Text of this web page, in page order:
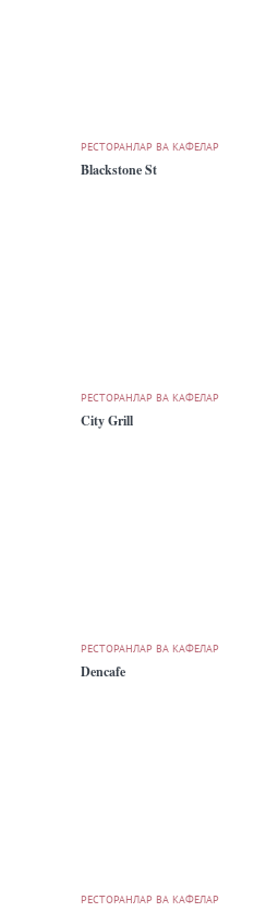
РЕСТОРАНЛАР ВА КАФЕЛАР
Blackstone St
РЕСТОРАНЛАР ВА КАФЕЛАР
City Grill
РЕСТОРАНЛАР ВА КАФЕЛАР
Dencafe
РЕСТОРАНЛАР ВА КАФЕЛАР